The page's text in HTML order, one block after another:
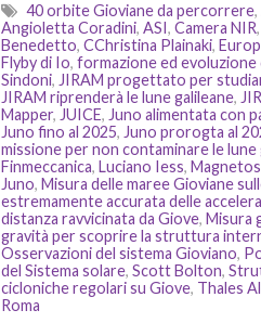
40 orbite Gioviane da percorrere,
Angioletta Coradini, ASI, Camera NIR,
Benedetto, CChristina Plainaki,
Flyby di Io, formazione ed evoluzione
Sindoni, JIRAM progettato per
JIRAM riprenderà le lune galileane,
Mapper, JUICE, Juno alimentata con
Juno fino al 2025, Juno prorogta al
missione per non contaminare le lune
Finmeccanica, Luciano Iess,
Juno, Misura delle maree Gioviane
estremamente accurata delle
distanza ravvicinata da Giove, Misura
gravità per scoprire la struttura
Osservazioni del sistema Gioviano,
del Sistema solare, Scott Bolton,
cicloniche regolari su Giove, Thales
Roma